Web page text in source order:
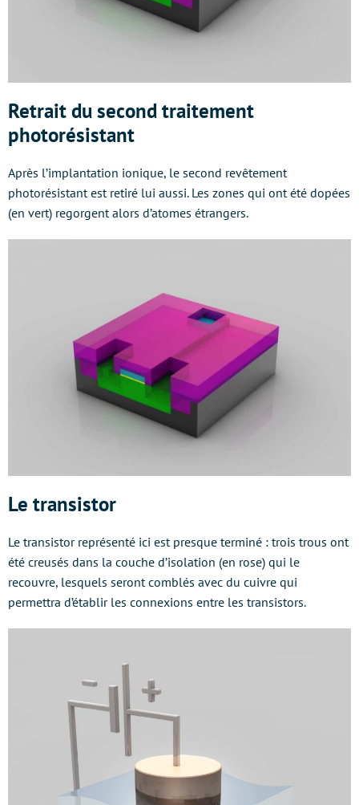
Retrait du second traitement
photorésistant
Après l’implantation ionique, le second revêtement
photorésistant est retiré lui aussi. Les zones qui ont été dopées
(en vert) regorgent alors d’atomes étrangers.
Le transistor
Le transistor représenté ici est presque terminé : trois trous ont
été creusés dans la couche d’isolation (en rose) qui le
recouvre, lesquels seront comblés avec du cuivre qui
permettra d’établir les connexions entre les transistors.